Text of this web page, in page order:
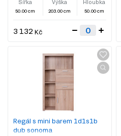
Šířka
50.00 cm
Výška
203.00 cm
Hloubka
50.00 cm
3 132 Kč
Regál s mini barem 1d1s1b
dub sonoma